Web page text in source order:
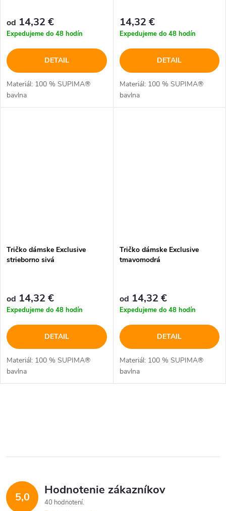
od 14,32 €
Expedujeme do 48 hodín
DETAIL
Materiál: 100 % SUPIMA®
bavlna
14,32 €
Expedujeme do 48 hodín
DETAIL
Materiál: 100 % SUPIMA®
bavlna
Tričko dámske Exclusive
strieborno sivá
od 14,32 €
Expedujeme do 48 hodín
DETAIL
Materiál: 100 % SUPIMA®
bavlna
Tričko dámske Exclusive
tmavomodrá
od 14,32 €
Expedujeme do 48 hodín
DETAIL
Materiál: 100 % SUPIMA®
bavlna
l
d 5,0 Hodnotenie zákazníkov
40 hodnotení